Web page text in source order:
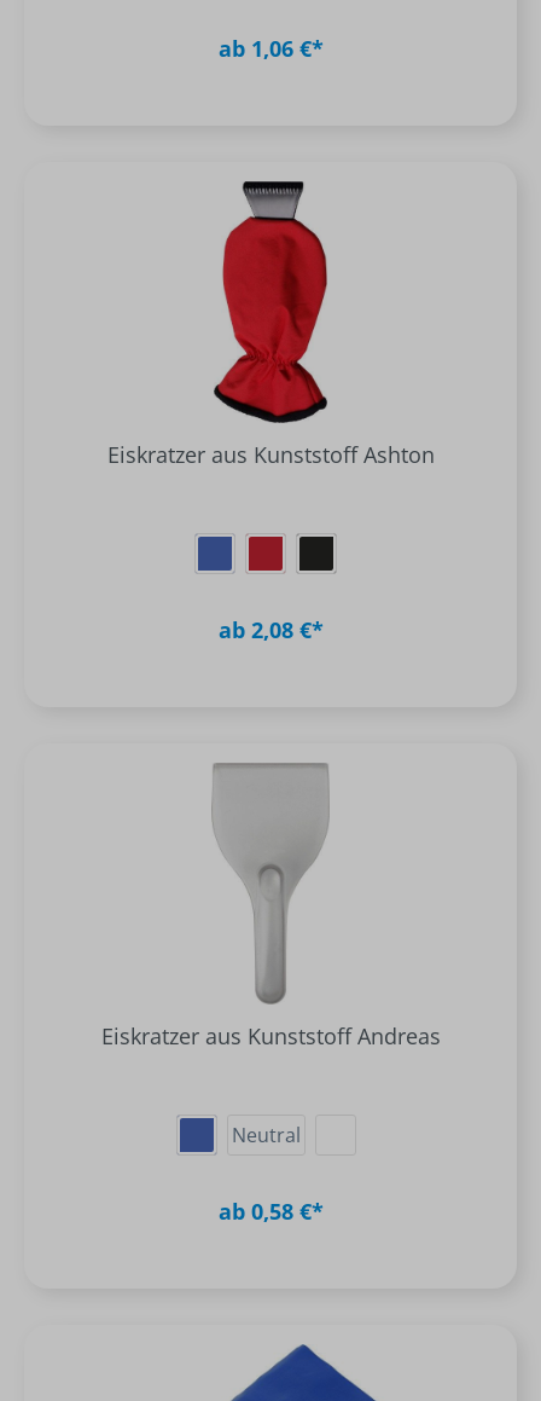
ab 1,06 €*
Eiskratzer aus Kunststoff Ashton
ab 2,08 €*
Eiskratzer aus Kunststoff Andreas
Neutral
ab 0,58 €*